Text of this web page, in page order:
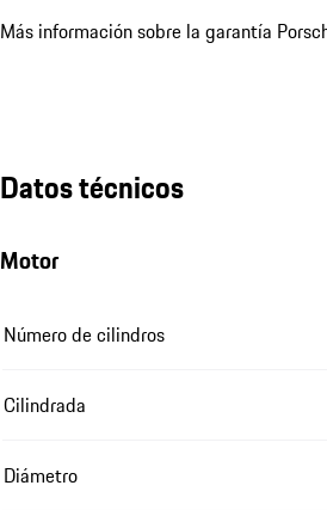
Más información sobre la garantía
Datos técnicos
Motor
Número de cilindros
Cilindrada
Diámetro